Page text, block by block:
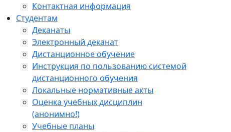
Контактная информация
Студентам
Деканаты
Электронный деканат
Дистанционное обучение
Инструкция по пользованию системой
дистанционного обучения
Локальные нормативные акты
Оценка учебных дисциплин
(анонимно!)
Учебные планы